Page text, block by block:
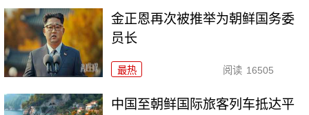
金正恩再次被推举为朝鲜国务委
员长
最热 阅读 16505
中国至朝鲜国际旅客列车抵达平